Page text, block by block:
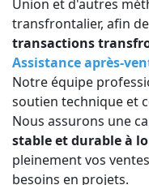
Union et d'autres
transfrontalier, afin
transactions
Assistance après-
Notre équipe
soutien technique et
Nous assurons une
stable et durable à
pleinement vos
besoins en projets.